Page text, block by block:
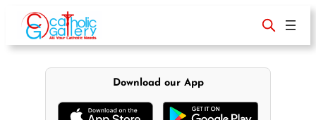
content
Download our App